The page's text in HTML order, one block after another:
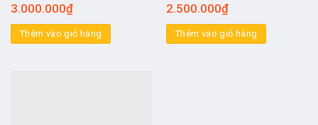
3.000.000₫
Thêm vào giỏ hàng
2.500.000₫
Thêm vào giỏ hàng